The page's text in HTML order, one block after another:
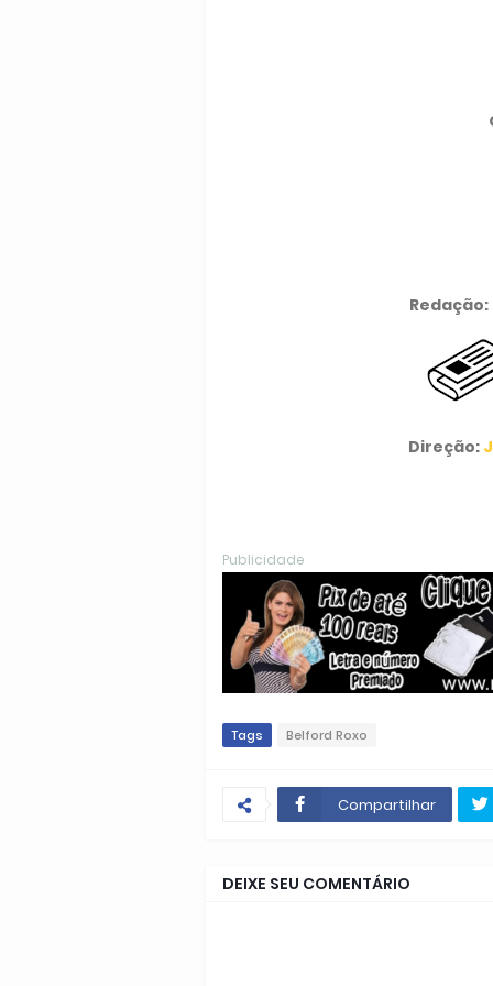
Redação:
Direção:
Publicidade
Tags Belford Roxo
Compartilhar
DEIXE SEU COMENTÁRIO